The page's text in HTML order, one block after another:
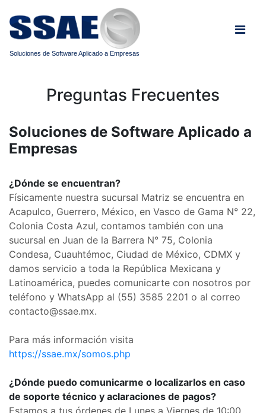
Soluciones de Software Aplicado a Empresas
Preguntas Frecuentes
Soluciones de Software Aplicado a
Empresas
¿Dónde se encuentran?
Físicamente nuestra sucursal Matriz se encuentra en
Acapulco, Guerrero, México, en Vasco de Gama N° 22,
Colonia Costa Azul, contamos también con una
sucursal en Juan de la Barrera N° 75, Colonia
Condesa, Cuauhtémoc, Ciudad de México, CDMX y
damos servicio a toda la República Mexicana y
Latinoamérica, puedes comunicarte con nosotros por
teléfono y WhatsApp al (55) 3585 2201 o al correo
contacto@ssae.mx.
Para más información visita
https://ssae.mx/somos.php
¿Dónde puedo comunicarme o localizarlos en caso
de soporte técnico y aclaraciones de pagos?
Estamos a tus órdenes de Lunes a Viernes de 10:00